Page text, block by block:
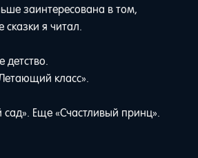
заинтересована в том,
сказки я читал.
детство.
класс».
Еще «Счастливый принц».